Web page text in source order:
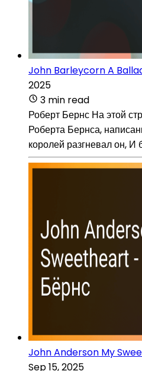
John Barleycorn A
2025
3 min read
Роберт Бернс На этой
Роберта Бернса,
королей разгневал он,
John Anderson My
Sep 15, 2025